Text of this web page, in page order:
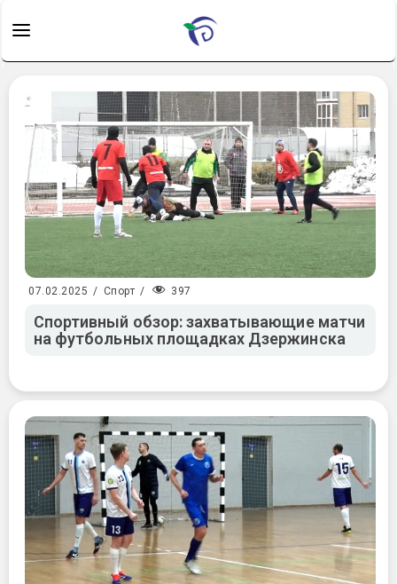
07.02.2025 / Спорт / 397
Спортивный обзор: захватывающие матчи
на футбольных площадках Дзержинска